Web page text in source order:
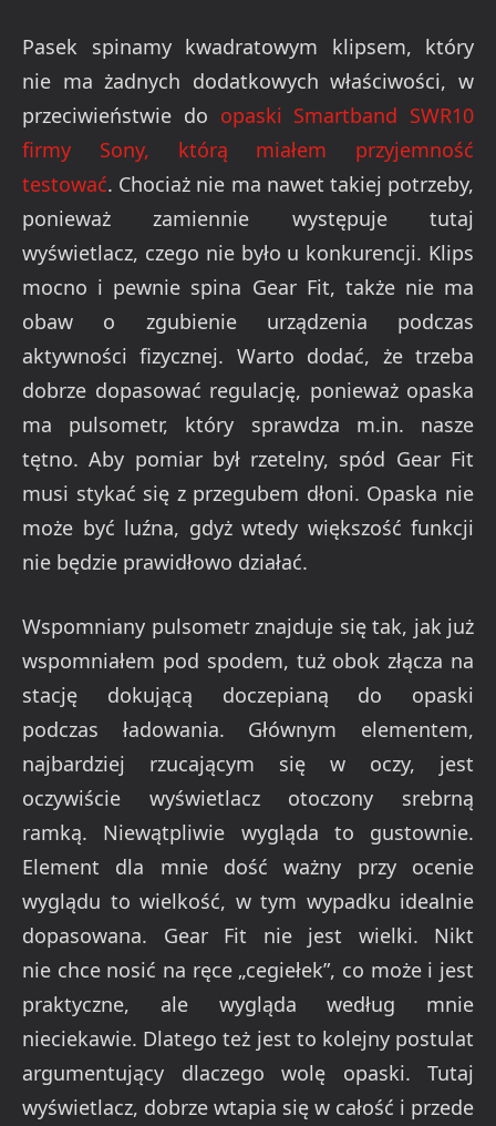
Pasek spinamy kwadratowym klipsem, który
nie ma żadnych dodatkowych właściwości, w
przeciwieństwie do opaski Smartband SWR10
firmy Sony, którą miałem przyjemność
testować. Chociaż nie ma nawet takiej potrzeby,
ponieważ zamiennie występuje tutaj
wyświetlacz, czego nie było u konkurencji. Klips
mocno i pewnie spina Gear Fit, także nie ma
obaw o zgubienie urządzenia podczas
aktywności fizycznej. Warto dodać, że trzeba
dobrze dopasować regulację, ponieważ opaska
ma pulsometr, który sprawdza m.in. nasze
tętno. Aby pomiar był rzetelny, spód Gear Fit
musi stykać się z przegubem dłoni. Opaska nie
może być luźna, gdyż wtedy większość funkcji
nie będzie prawidłowo działać.
Wspomniany pulsometr znajduje się tak, jak już
wspomniałem pod spodem, tuż obok złącza na
stację dokującą doczepianą do opaski
podczas ładowania. Głównym elementem,
najbardziej rzucającym się w oczy, jest
oczywiście wyświetlacz otoczony srebrną
ramką. Niewątpliwie wygląda to gustownie.
Element dla mnie dość ważny przy ocenie
wyglądu to wielkość, w tym wypadku idealnie
dopasowana. Gear Fit nie jest wielki. Nikt
nie chce nosić na ręce „cegiełek”, co może i jest
praktyczne, ale wygląda według mnie
nieciekawie. Dlatego też jest to kolejny postulat
argumentujący dlaczego wolę opaski. Tutaj
wyświetlacz, dobrze wtapia się w całość i przede